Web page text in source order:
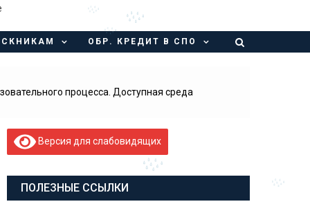
ОБР. КРЕДИТ В СПО
процесса. Доступная среда
Версия для слабовидящих
ПОЛЕЗНЫЕ ССЫЛКИ